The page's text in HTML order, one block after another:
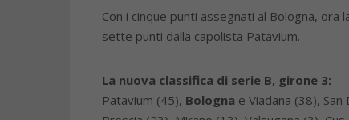
Con i cinque punti assegnati al Bologna,
sette punti dalla capolista Patavium.
La nuova classifica di serie B, girone 3:
Patavium (45), Bologna e Viadana (38),